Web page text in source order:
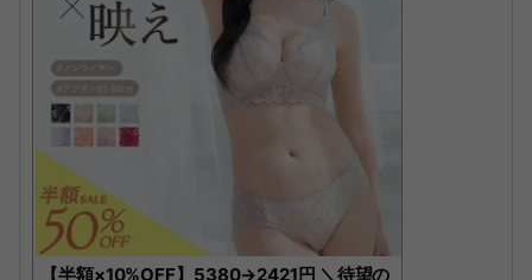
【半額×10%OFF】5380→2421円 ＼待望の